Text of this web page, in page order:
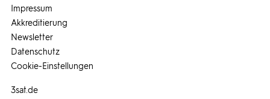
3sat.de
Impressum
Akkreditierung
Newsletter
Datenschutz
Cookie-Einstellungen